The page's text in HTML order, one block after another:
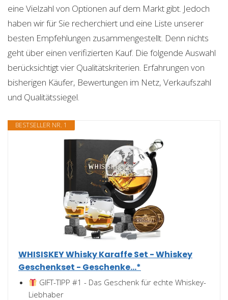
eine Vielzahl von Optionen auf dem Markt gibt. Jedoch
haben wir für Sie recherchiert und eine Liste unserer
besten Empfehlungen zusammengestellt. Denn nichts
geht über einen verifizierten Kauf. Die folgende Auswahl
berücksichtigt vier Qualitätskriterien. Erfahrungen von
bisherigen Käufer, Bewertungen im Netz, Verkaufszahl
und Qualitätssiegel.
BESTSELLER NR. 1
WHISISKEY Whisky Karaffe Set - Whiskey
Geschenkset - Geschenke...*
GIFT-TIPP #1 - Das Geschenk für echte Whiskey-
Liebhaber